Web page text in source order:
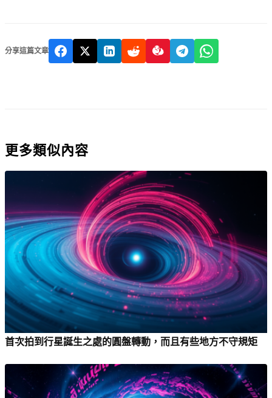
分享這篇文章
更多類似內容
首次拍到行星誕生之處的圓盤轉動，而且有些地方不守規矩